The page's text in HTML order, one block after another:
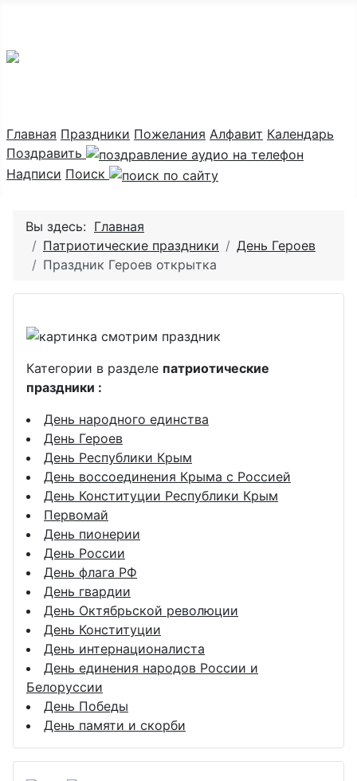
Главная Праздники Пожелания Алфавит Календарь
Поздравить
Надписи Поиск
Вы здесь: Главная
Патриотические праздники
День Героев
Праздник Героев открытка
Категории в разделе патриотические
праздники :
День народного единства
День Героев
День Республики Крым
День воссоединения Крыма с Россией
День Конституции Республики Крым
Первомай
День пионерии
День России
День флага РФ
День гвардии
День Октябрьской революции
День Конституции
День интернационалиста
День единения народов России и
Белоруссии
День Победы
День памяти и скорби